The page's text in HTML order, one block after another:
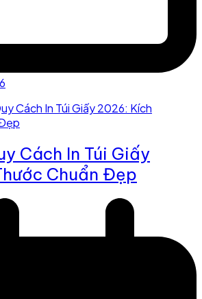
Cách In Túi Giấy
Chuẩn Đẹp